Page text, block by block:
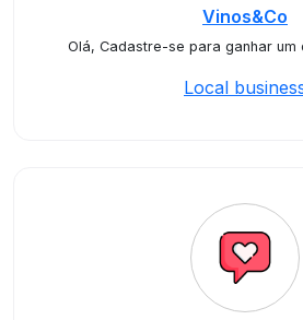
Vinos&Co
Olá, Cadastre-se para ganhar um
Local